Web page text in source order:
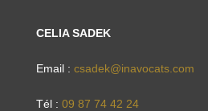
CELIA SADEK
Email : csadek@inavocats.com
Tél : 09 87 74 42 24